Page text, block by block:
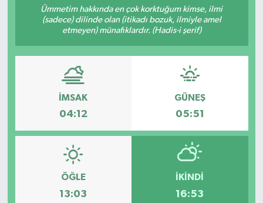
Ümmetim hakkında en çok korktuğum kimse, ilmi
(sadece) dilinde olan (itikadı bozuk, ilmiyle amel
etmeyen) münafıklardır. (Hadis-i şerif)
İMSAK
04:12
GÜNEŞ
05:51
ÖĞLE
13:03
İKINDI
16:53